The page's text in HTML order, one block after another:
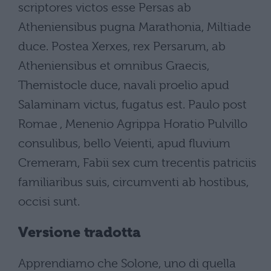
scriptores victos esse Persas ab
Atheniensibus pugna Marathonia, Miltiade
duce. Postea Xerxes, rex Persarum, ab
Atheniensibus et omnibus Graecis,
Themistocle duce, navali proelio apud
Salaminam victus, fugatus est. Paulo post
Romae , Menenio Agrippa Horatio Pulvillo
consulibus, bello Veienti, apud fluvium
Cremeram, Fabii sex cum trecentis patriciis
familiaribus suis, circumventi ab hostibus,
occisi sunt.
Versione tradotta
Apprendiamo che Solone, uno di quella